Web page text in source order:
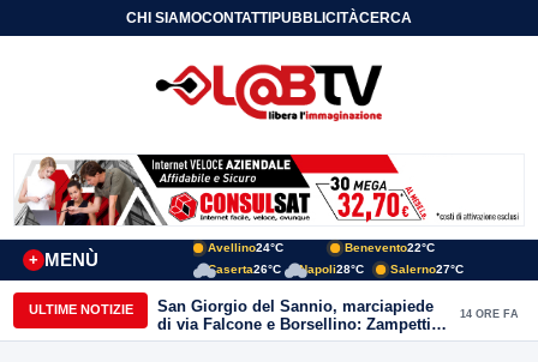
CHI SIAMOCONTATTIPUBBLICITÀCERCA
MENÙ
+
Avellino24°C Benevento22°C
Caserta26°C Napoli28°C Salerno27°C
ULTIME NOTIZIE
San Giorgio del Sannio, marciapiede
di via Falcone e Borsellino: Zampetti e
Lombardi replicano alle polemiche
14 ORE FA